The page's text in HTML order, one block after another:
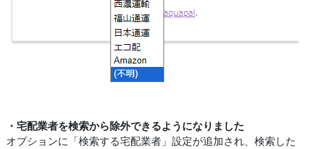
・宅配業者を検索から除外できるようになりました
オプションに「検索する宅配業者」設定が追加され、検索した